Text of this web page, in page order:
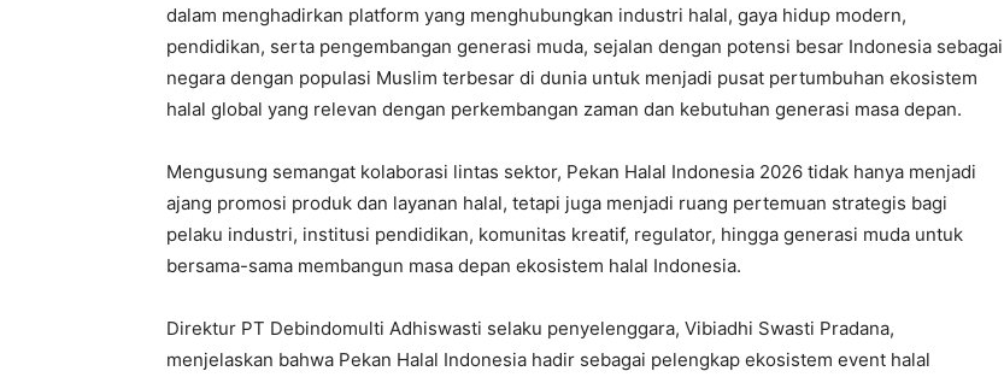
dalam menghadirkan platform yang menghubungkan industri halal, gaya hidup modern,
pendidikan, serta pengembangan generasi muda, sejalan dengan potensi besar Indonesia sebagai
negara dengan populasi Muslim terbesar di dunia untuk menjadi pusat pertumbuhan ekosistem
halal global yang relevan dengan perkembangan zaman dan kebutuhan generasi masa depan.
Mengusung semangat kolaborasi lintas sektor, Pekan Halal Indonesia 2026 tidak hanya menjadi
ajang promosi produk dan layanan halal, tetapi juga menjadi ruang pertemuan strategis bagi
pelaku industri, institusi pendidikan, komunitas kreatif, regulator, hingga generasi muda untuk
bersama-sama membangun masa depan ekosistem halal Indonesia.
Direktur PT Debindomulti Adhiswasti selaku penyelenggara, Vibiadhi Swasti Pradana,
menjelaskan bahwa Pekan Halal Indonesia hadir sebagai pelengkap ekosistem event halal